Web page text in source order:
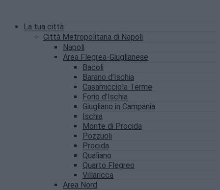
La tua città
Città Metropolitana di Napoli
Napoli
Area Flegrea-Giuglianese
Bacoli
Barano d’Ischia
Casamicciola Terme
Forio d’Ischia
Giugliano in Campania
Ischia
Monte di Procida
Pozzuoli
Procida
Qualiano
Quarto Flegreo
Villaricca
Area Nord